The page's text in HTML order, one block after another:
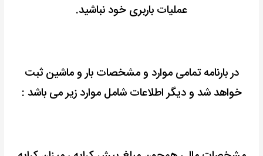
عملیات باربری خود نباشید.
در بارنامه تمامی موارد و مشخصات بار و ماشین ثبت
خواهد شد و دیگر اطلاعات شامل موارد زیر می باشد :